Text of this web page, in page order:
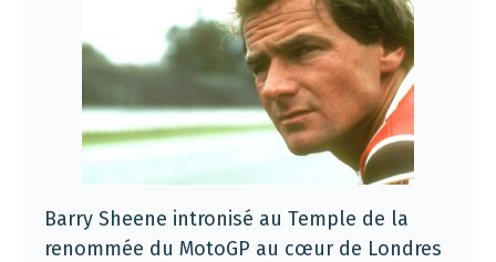
Barry Sheene intronisé au Temple de la
renommée du MotoGP au cœur de Londres